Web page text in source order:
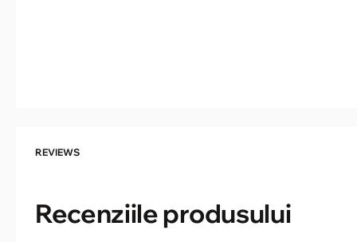
REVIEWS
Recenziile produsului